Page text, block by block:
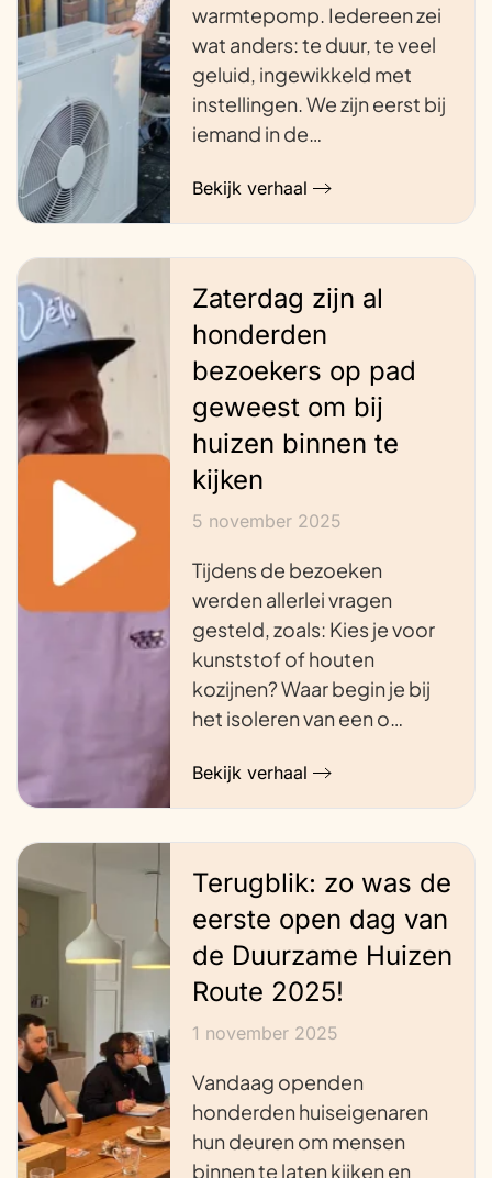
warmtepomp. Iedereen zei
wat anders: te duur, te veel
geluid, ingewikkeld met
instellingen. We zijn eerst bij
iemand in de…
Bekijk verhaal
Zaterdag zijn al
honderden
bezoekers op pad
geweest om bij
huizen binnen te
kijken
5 november 2025
Tijdens de bezoeken
werden allerlei vragen
gesteld, zoals: Kies je voor
kunststof of houten
kozijnen? Waar begin je bij
het isoleren van een o…
Bekijk verhaal
Terugblik: zo was de
eerste open dag van
de Duurzame Huizen
Route 2025!
1 november 2025
Vandaag openden
honderden huiseigenaren
hun deuren om mensen
binnen te laten kijken en